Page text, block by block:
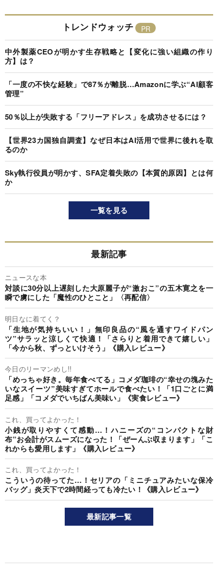
トレンドウォッチ
中外製薬CEOが明かす生存戦略と【変化に強い組織の作り
方】は？
「一度の不快な経験」で87％が離脱…Amazonに学ぶ“AI顧客
管理”
50％以上が失敗する「フリーアドレス」を成功させるには？
【世界23カ国独自調査】なぜ日本はAI活用で世界に後れを取
るのか
Sky執行役員が明かす、SFA定着失敗の【本質的原因】とは何
か
一覧を見る
最新記事
ニュースな本
対談に30分以上遅刻した大原麗子が“激おこ”の五木寛之を一
瞬で虜にした「魔性のひとこと」〈再配信〉
明日なに着てく？
「生地が気持ちいい！」無印良品の“風を通すワイドパン
ツ”サラッと涼しくて快適！「さらりと着用できて嬉しい」
「今から秋、ずっといけそう」《購入レビュー》
今日のリーマンめし!!
「めっちゃ好き。毎年食べてる」コメダ珈琲の“幸せの塊みた
いなスイーツ”美味すぎてホールで食べたい！「1口ごとに満
足感」「コメダでいちばん美味い」《実食レビュー》
これ、買ってよかった！
小銭が取りやすくて感動…！ハニーズの“コンパクトな財
布”お会計がスムーズになった！「ぜーんぶ収まります」「こ
れからも愛用します」《購入レビュー》
これ、買ってよかった！
こういうの待ってた…！セリアの「ミニチュアみたいな保冷
バッグ」炎天下で2時間経っても冷たい！《購入レビュー》
最新記事一覧